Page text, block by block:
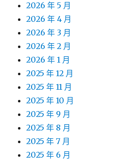
2026 年 5 月
2026 年 4 月
2026 年 3 月
2026 年 2 月
2026 年 1 月
2025 年 12 月
2025 年 11 月
2025 年 10 月
2025 年 9 月
2025 年 8 月
2025 年 7 月
2025 年 6 月